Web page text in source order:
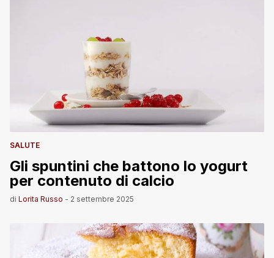
SALUTE
Gli spuntini che battono lo yogurt
per contenuto di calcio
di Lorita Russo - 2 settembre 2025